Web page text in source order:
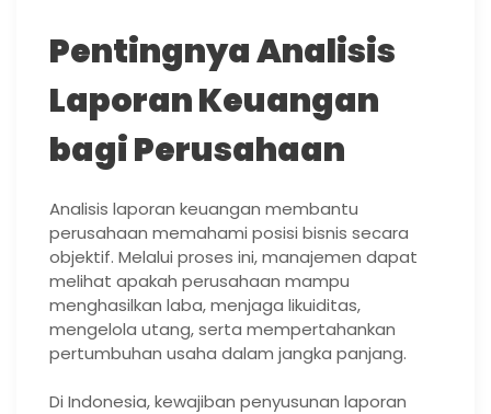
Pentingnya Analisis
Laporan Keuangan
bagi Perusahaan
Analisis laporan keuangan membantu
perusahaan memahami posisi bisnis secara
objektif. Melalui proses ini, manajemen dapat
melihat apakah perusahaan mampu
menghasilkan laba, menjaga likuiditas,
mengelola utang, serta mempertahankan
pertumbuhan usaha dalam jangka panjang.
Di Indonesia, kewajiban penyusunan laporan